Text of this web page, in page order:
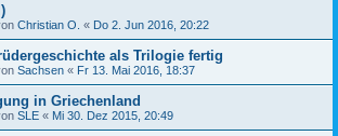
Christian O. « Do 2. Jun 2016, 20:22
als Trilogie fertig
Sachsen « Fr 13. Mai 2016, 18:37
in Griechenland
SLE « Mi 30. Dez 2015, 20:49